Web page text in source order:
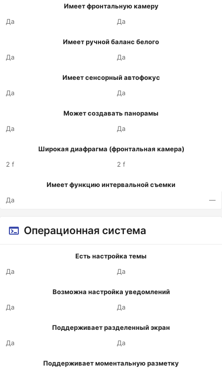
Имеет фронтальную камеру
Да
Да
Имеет ручной баланс белого
Да
Да
Имеет сенсорный автофокус
Да
Да
Может создавать панорамы
Да
Да
Широкая диафрагма (фронтальная камера)
2 f
2 f
Имеет функцию интервальной съемки
Да
—
Операционная система
Есть настройка темы
Да
Да
Возможна настройка уведомлений
Да
Да
Поддерживает разделенный экран
Да
Да
Поддерживает моментальную разметку